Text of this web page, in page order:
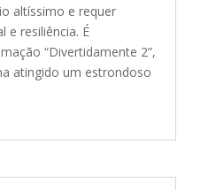
altíssimo e requer
e resiliência. É
“Divertidamente 2”,
atingido um estrondoso